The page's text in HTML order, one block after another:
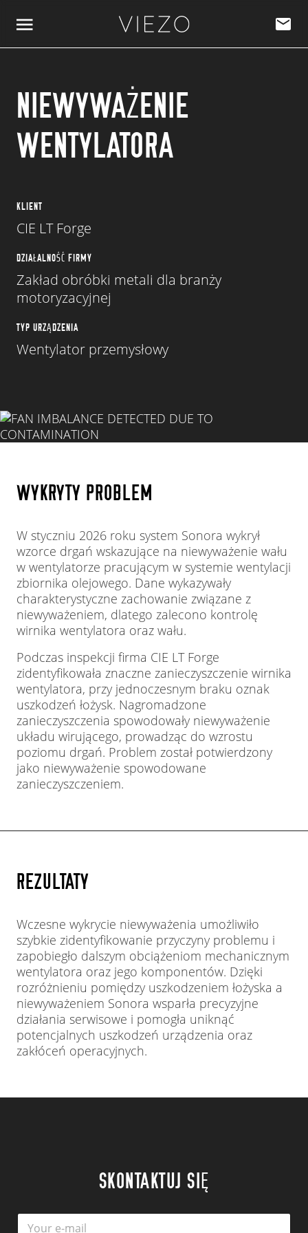
NIEWYWAŻENIE
WENTYLATORA
KLIENT
CIE LT Forge
DZIAŁALNOŚĆ FIRMY
Zakład obróbki metali dla branży
motoryzacyjnej
TYP URZĄDZENIA
Wentylator przemysłowy
WYKRYTY PROBLEM
W styczniu 2026 roku system Sonora wykrył
wzorce drgań wskazujące na niewyważenie wału
w wentylatorze pracującym w systemie wentylacji
zbiornika olejowego. Dane wykazywały
charakterystyczne zachowanie związane z
niewyważeniem, dlatego zalecono kontrolę
wirnika wentylatora oraz wału.
Podczas inspekcji firma CIE LT Forge
zidentyfikowała znaczne zanieczyszczenie wirnika
wentylatora, przy jednoczesnym braku oznak
uszkodzeń łożysk. Nagromadzone
zanieczyszczenia spowodowały niewyważenie
układu wirującego, prowadząc do wzrostu
poziomu drgań. Problem został potwierdzony
jako niewyważenie spowodowane
zanieczyszczeniem.
REZULTATY
Wczesne wykrycie niewyważenia umożliwiło
szybkie zidentyfikowanie przyczyny problemu i
zapobiegło dalszym obciążeniom mechanicznym
wentylatora oraz jego komponentów. Dzięki
rozróżnieniu pomiędzy uszkodzeniem łożyska a
niewyważeniem Sonora wsparła precyzyjne
działania serwisowe i pomogła uniknąć
potencjalnych uszkodzeń urządzenia oraz
zakłóceń operacyjnych.
SKONTAKTUJ SIĘ
EE